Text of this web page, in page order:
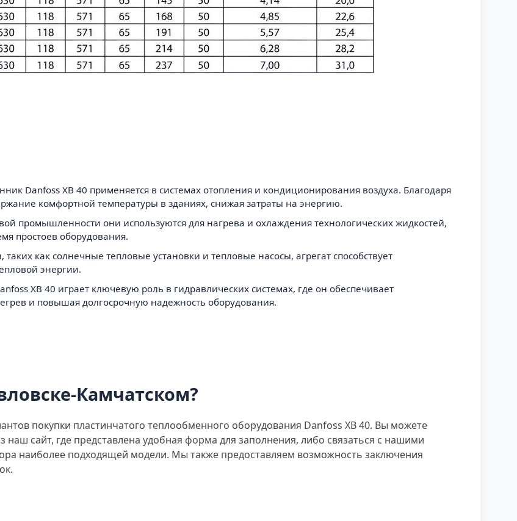
Danfoss XB 40 применяется в системах отопления и кондиционирования воздуха. Благодаря
комфортной температуры в зданиях, снижая затраты на энергию.
промышленности они используются для нагрева и охлаждения технологических жидкостей,
простоев оборудования.
как солнечные тепловые установки и тепловые насосы, агрегат способствует
энергии.
XB 40 играет ключевую роль в гидравлических системах, где он обеспечивает
и повышая долгосрочную надежность оборудования.
Камчатском?
покупки пластинчатого теплообменного оборудования Danfoss XB 40. Вы можете
сайт, где представлена удобная форма для заполнения, либо связаться с нашими
наиболее подходящей модели. Мы также предоставляем возможность заключения